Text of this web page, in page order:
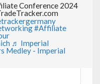
Conference 2024
#Affiliate
♬ Imperial
Medley - Imperial